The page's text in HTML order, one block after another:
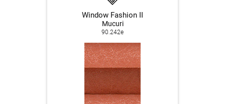
Window Fashion II
Mucuri
90.242e